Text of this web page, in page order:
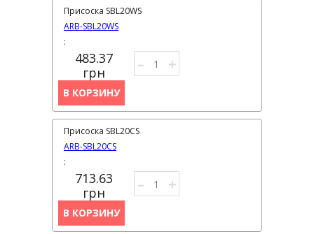
ARB-SBL20WS
Присоска SBL20WS
483.37
грн
:
– +
В КОРЗИНУ
ARB-SBL20CS
Присоска SBL20CS
713.63
грн
:
– +
В КОРЗИНУ